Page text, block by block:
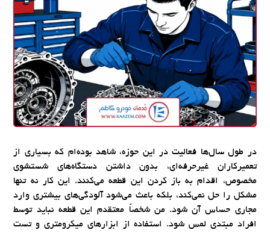
در طول سال‌ها فعالیت در این حوزه، شاهد بوده‌ام که بسیاری از
تعمیرکاران غیرحرفه‌ای، بدون داشتن دستگاه‌های شستشوی
مخصوص، اقدام به باز کردن این قطعه می‌کنند. این کار نه تنها
مشکل را حل نمی‌کند، بلکه باعث می‌شود آلودگی‌های بیشتری وارد
مجاری حساس آن شود. من شخصاً معتقدم این قطعه نباید توسط
افراد مبتدی لمس شود. استفاده از ابزارهای میکرومتری و تست